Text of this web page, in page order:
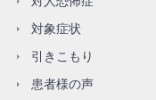
対象症状
引きこもり
患者様の声